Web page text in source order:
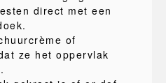
direct met een
of
ze het oppervlak